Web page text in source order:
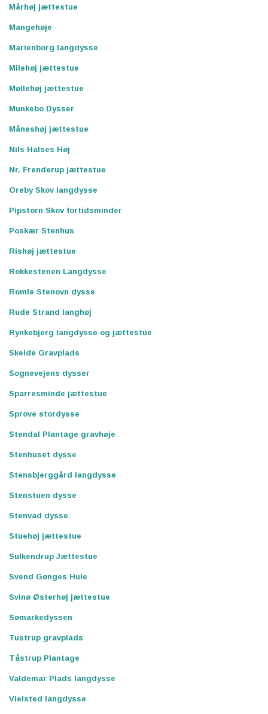
Mårhøj jættestue
Mangehøje
Marienborg langdysse
Milehøj jættestue
Møllehøj jættestue
Munkebo Dysser
Måneshøj jættestue
Nils Halses Høj
Nr. Frenderup jættestue
Oreby Skov langdysse
Pipstorn Skov fortidsminder
Poskær Stenhus
Rishøj jættestue
Rokkestenen Langdysse
Romle Stenovn dysse
Rude Strand langhøj
Rynkebjerg langdysse og jættestue
Skelde Gravplads
Sognevejens dysser
Sparresminde jættestue
Sprove stordysse
Stendal Plantage gravhøje
Stenhuset dysse
Stensbjerggård langdysse
Stenstuen dysse
Stenvad dysse
Stuehøj jættestue
Sulkendrup Jættestue
Svend Gønges Hule
Svinø Østerhøj jættestue
Sømarkedyssen
Tustrup gravplads
Tåstrup Plantage
Valdemar Plads langdysse
Vielsted langdysse